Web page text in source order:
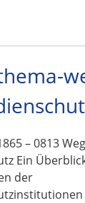
– 0813
Ein
der